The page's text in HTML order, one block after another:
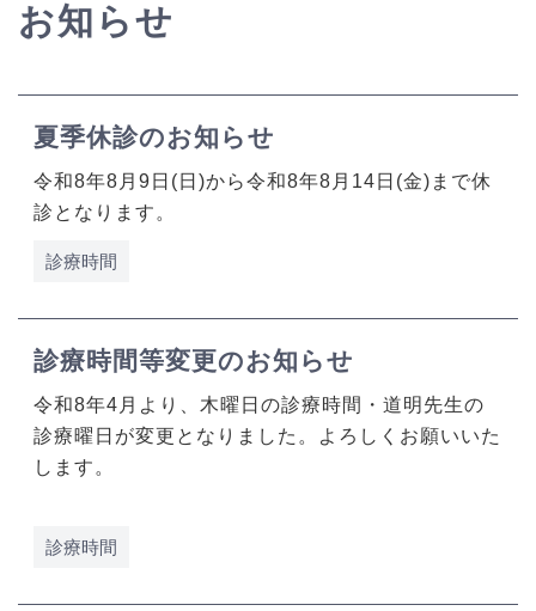
お知らせ
夏季休診のお知らせ
令和8年8月9日(日)から令和8年8月14日(金)まで休
診となります。
診療時間
診療時間等変更のお知らせ
令和8年4月より、木曜日の診療時間・道明先生の
診療曜日が変更となりました。よろしくお願いいた
します。
診療時間